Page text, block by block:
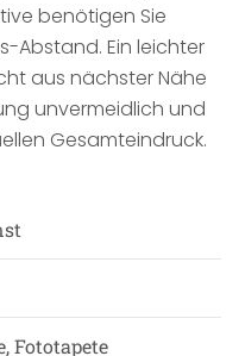
benötigen Sie
Abstand. Ein leichter
aus nächster Nähe
unvermeidlich und
Gesamteindruck.
Fototapete